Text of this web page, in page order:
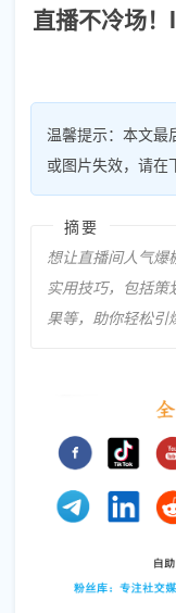
直播不冷场
温馨提示：本文最
或图片失效，请在
摘要
想让直播间人气爆
实用技巧，包括
果等，助你轻松引